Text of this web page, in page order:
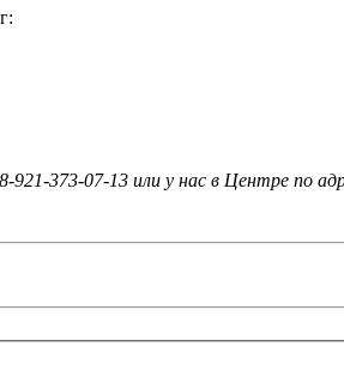
373-07-13 или у нас в Центре по